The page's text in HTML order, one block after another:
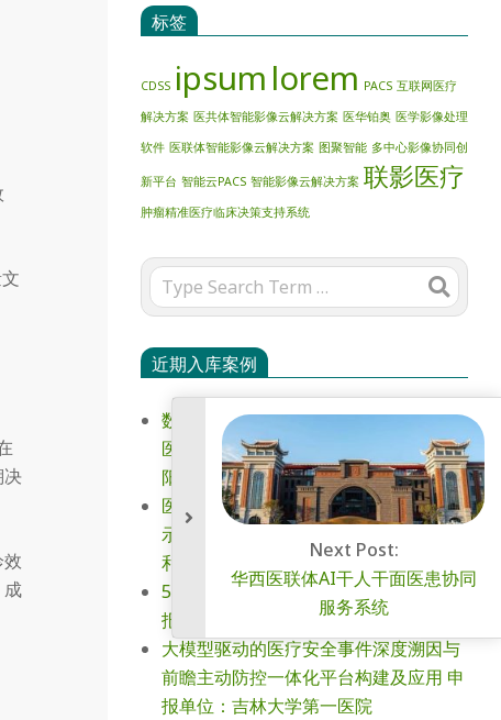
标签
CDSS ipsum lorem PACS 互联网医疗
解决方案 医共体智能影像云解决方案 医华铂奥 医学影像处理
软件 医联体智能影像云解决方案 图聚智能 多中心影像协同创
新平台 智能云PACS 智能影像云解决方案 联影医疗
肿瘤精准医疗临床决策支持系统
Search
近期入库案例
数智赋能强基层 德阳市罗江区紧密县域
医共体信息化实践与探索 报送单位：德
阳市罗江区卫生健康局
医院管理类数字员工智能体研究与应用
示范申报单位：中国医学科学院北京协
和医院
5G+AI技术在院前急救领域应用实践申
报单位：南京市急救中心
大模型驱动的医疗安全事件深度溯因与
前瞻主动防控一体化平台构建及应用 申
报单位：吉林大学第一医院
华西医联体AI干人